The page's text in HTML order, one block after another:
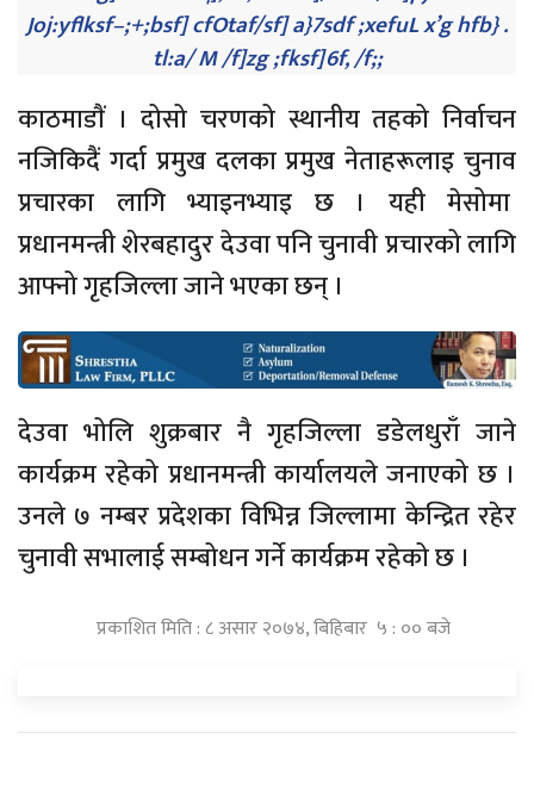
Joj:yflksf–;+;bsf] cfOtaf/sf] a}7sdf ;xefuL x’g hfb} .
tl:a/ M /f]zg ;fksf]6f, /f;;
काठमाडाैं । दोसो चरणको स्थानीय तहको निर्वाचन
नजिकिदैं गर्दा प्रमुख दलका प्रमुख नेताहरूलाइ चुनाव
प्रचारका लागि भ्याइनभ्याइ छ । यही मेसोमा
प्रधानमन्त्री शेरबहादुर देउवा पनि चुनावी प्रचारको लागि
आफ्नो गृहजिल्ला जाने भएका छन् ।
देउवा भोलि शुक्रबार नै गृहजिल्ला डडेलधुराँ जाने
कार्यक्रम रहेको प्रधानमन्त्री कार्यालयले जनाएको छ ।
उनले ७ नम्बर प्रदेशका विभिन्न जिल्लामा केन्द्रित रहेर
चुनावी सभालाई सम्बोधन गर्ने कार्यक्रम रहेको छ ।
प्रकाशित मिति : ८ असार २०७४, बिहिबार ५ : ०० बजे